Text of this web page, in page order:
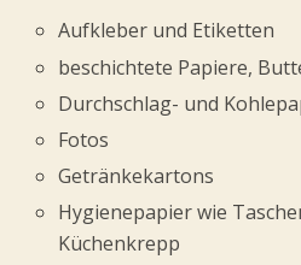
Aufkleber und Etiketten
beschichtete Papiere,
Durchschlag- und
Fotos
Getränkekartons
Hygienepapier wie
Küchenkrepp